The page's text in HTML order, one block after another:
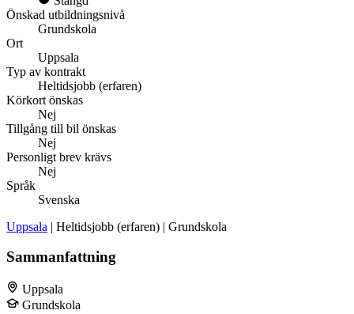
Önskad utbildningsnivå
Grundskola
Ort
Uppsala
Typ av kontrakt
Heltidsjobb (erfaren)
Körkort önskas
Nej
Tillgång till bil önskas
Nej
Personligt brev krävs
Nej
Språk
Svenska
Uppsala | Heltidsjobb (erfaren) | Grundskola
Sammanfattning
Uppsala
Grundskola